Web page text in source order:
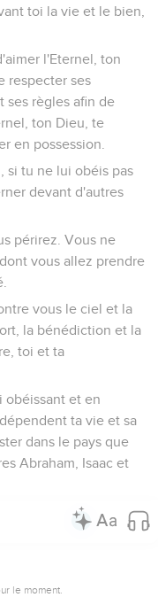
toi la vie et le bien,
l'Eternel, ton
respecter ses
ses règles afin de
ton Dieu, te
en possession.
si tu ne lui obéis pas
devant d'autres
périrez. Vous ne
vous allez prendre
vous le ciel et la
la bénédiction et la
toi et ta
obéissant et en
ta vie et sa
dans le pays que
Abraham, Isaac et
le moment.